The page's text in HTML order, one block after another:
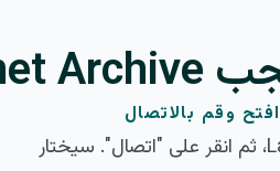
افتح Lantern، ثم انقر على "اتصال". سيختار